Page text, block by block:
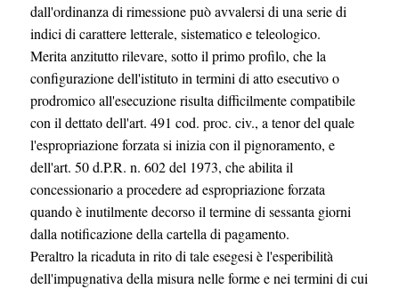
dall'ordinanza di rimessione può avvalersi di una serie di
indici di carattere letterale, sistematico e teleologico.
Merita anzitutto rilevare, sotto il primo profilo, che la
configurazione dell'istituto in termini di atto esecutivo o
prodromico all'esecuzione risulta difficilmente compatibile
con il dettato dell'art. 491 cod. proc. civ., a tenor del quale
l'espropriazione forzata si inizia con il pignoramento, e
dell'art. 50 d.P.R. n. 602 del 1973, che abilita il
concessionario a procedere ad espropriazione forzata
quando è inutilmente decorso il termine di sessanta giorni
dalla notificazione della cartella di pagamento.
Peraltro la ricaduta in rito di tale esegesi è l'esperibilità
dell'impugnativa della misura nelle forme e nei termini di cui